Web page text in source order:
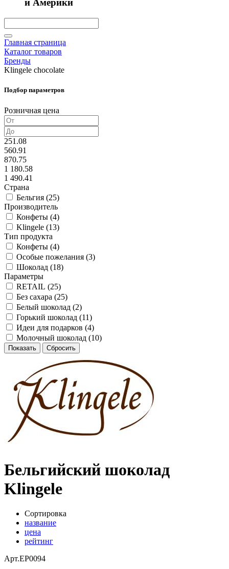
и Америки
Главная страница
Каталог товаров
Бренды
Klingele chocolate
Подбор параметров
Розничная цена
251.08
560.91
870.75
1 180.58
1 490.41
Страна
Бельгия (25)
Производитель
Конфеты (4)
Klingele (13)
Тип продукта
Конфеты (4)
Особые пожелания (3)
Шоколад (18)
Параметры
RETAIL (25)
Без сахара (25)
Белый шоколад (2)
Горький шоколад (11)
Идеи для подарков (4)
Молочный шоколад (10)
Бельгийский шоколад
Klingele
Сортировка
название
цена
рейтинг
Арт.EP0094